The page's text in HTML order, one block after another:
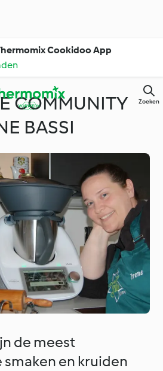
Cookidoo App
Zoeken
COMMUNITY
BASSI
de meest
en kruiden